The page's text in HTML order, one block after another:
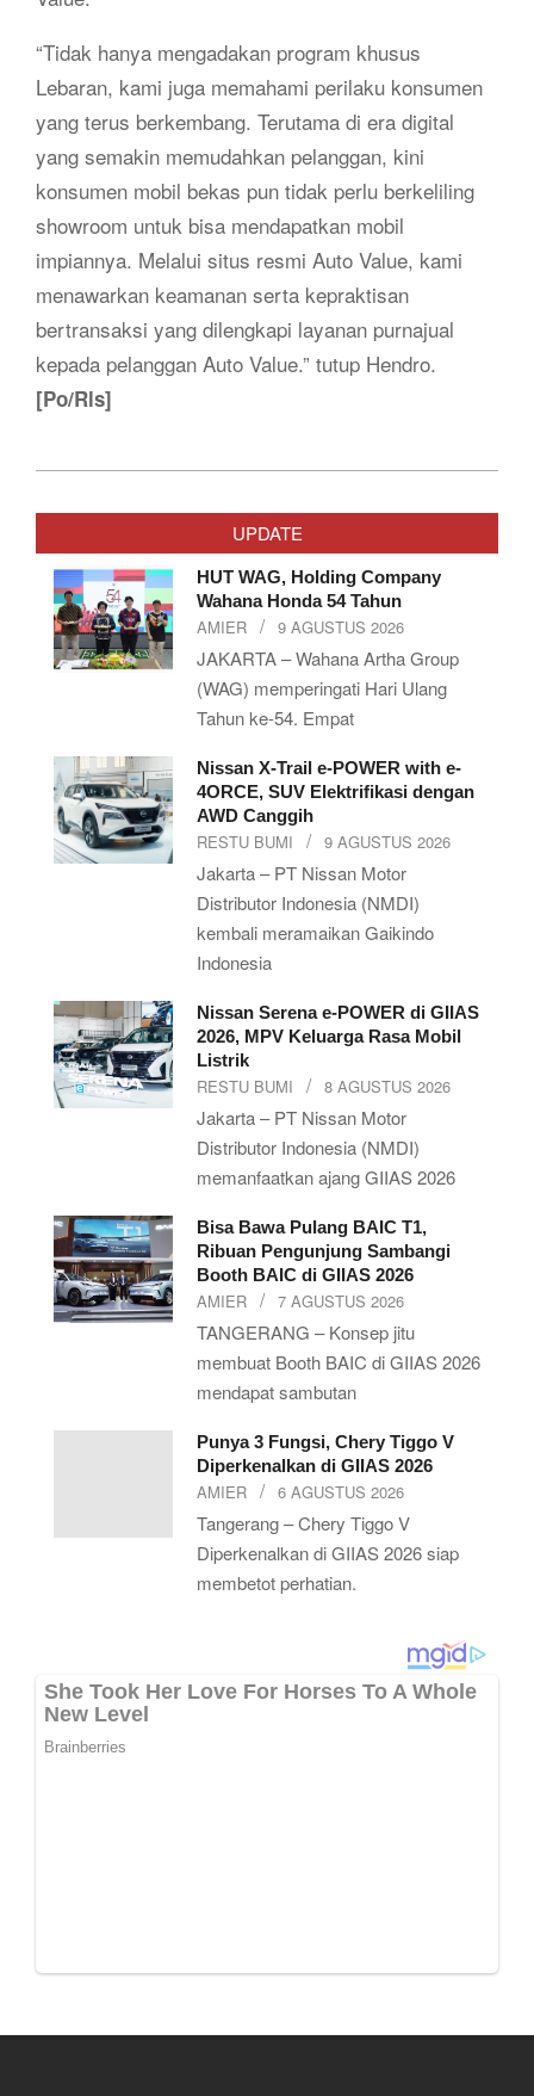
“Tidak hanya mengadakan program khusus
Lebaran, kami juga memahami perilaku konsumen
yang terus berkembang. Terutama di era digital
yang semakin memudahkan pelanggan, kini
konsumen mobil bekas pun tidak perlu berkeliling
showroom untuk bisa mendapatkan mobil
impiannya. Melalui situs resmi Auto Value, kami
menawarkan keamanan serta kepraktisan
bertransaksi yang dilengkapi layanan purnajual
kepada pelanggan Auto Value.” tutup Hendro.
[Po/Rls]
05-
UPDATE
HUT WAG, Holding Company
Wahana Honda 54 Tahun
AMIER 9 AGUSTUS 2026
JAKARTA – Wahana Artha Group
(WAG) memperingati Hari Ulang
Tahun ke-54. Empat
Nissan X-Trail e-POWER with e-
4ORCE, SUV Elektrifikasi dengan
AWD Canggih
RESTU BUMI 9 AGUSTUS 2026
Jakarta – PT Nissan Motor
Distributor Indonesia (NMDI)
kembali meramaikan Gaikindo
Indonesia
Nissan Serena e-POWER di GIIAS
2026, MPV Keluarga Rasa Mobil
Listrik
RESTU BUMI 8 AGUSTUS 2026
Jakarta – PT Nissan Motor
Distributor Indonesia (NMDI)
memanfaatkan ajang GIIAS 2026
Bisa Bawa Pulang BAIC T1,
Ribuan Pengunjung Sambangi
Booth BAIC di GIIAS 2026
AMIER 7 AGUSTUS 2026
TANGERANG – Konsep jitu
membuat Booth BAIC di GIIAS 2026
mendapat sambutan
Punya 3 Fungsi, Chery Tiggo V
Diperkenalkan di GIIAS 2026
AMIER 6 AGUSTUS 2026
Tangerang – Chery Tiggo V
Diperkenalkan di GIIAS 2026 siap
membetot perhatian.